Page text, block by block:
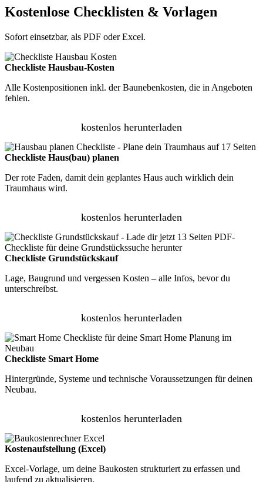
Kostenlose Checklisten & Vorlagen
Sofort einsetzbar, als PDF oder Excel.
Checkliste Hausbau-Kosten
Alle Kostenpositionen inkl. der Baunebenkosten, die in Angeboten
fehlen.
kostenlos herunterladen
Checkliste Haus(bau) planen
Der rote Faden, damit dein geplantes Haus auch wirklich dein
Traumhaus wird.
kostenlos herunterladen
Checkliste Grundstückskauf
Lage, Baugrund und vergessen Kosten – alle Infos, bevor du
unterschreibst.
kostenlos herunterladen
Checkliste Smart Home
Hintergründe, Systeme und technische Voraussetzungen für deinen
Neubau.
kostenlos herunterladen
Kostenaufstellung (Excel)
Excel-Vorlage, um deine Baukosten strukturiert zu erfassen und
laufend zu aktualisieren.